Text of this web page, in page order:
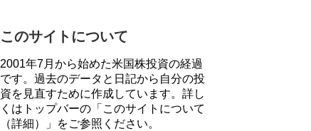
このサイトについて
2001年7月から始めた米国株投資の経過
です。過去のデータと日記から自分の投
資を見直すために作成しています。詳し
くはトップバーの「このサイトについて
（詳細）」をご参照ください。